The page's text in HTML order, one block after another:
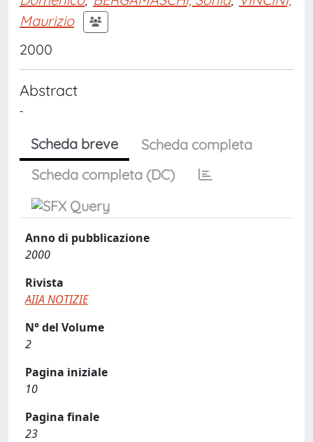
Maurizio
2000
Abstract
-
Scheda breve
Scheda completa
Scheda completa (DC)
Anno di pubblicazione
2000
Rivista
AIIA NOTIZIE
N° del Volume
2
Pagina iniziale
10
Pagina finale
23